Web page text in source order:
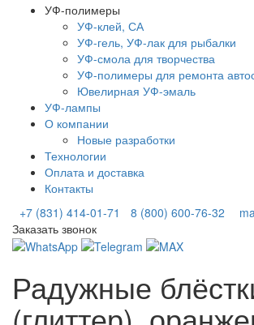
УФ-полимеры
УФ-клей, СА
УФ-гель, УФ-лак для рыбалки
УФ-смола для творчества
УФ-полимеры для ремонта
Ювелирная УФ-эмаль
УФ-лампы
О компании
Новые разработки
Технологии
Оплата и доставка
Контакты
+7 (831) 414-01-71
8 (800) 600-76-32
Заказать звонок
Радужные